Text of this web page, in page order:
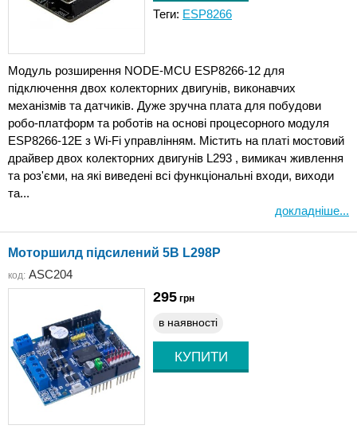
Теги: ESP8266
Модуль розширення NODE-MCU ESP8266-12 для
підключення двох колекторних двигунів, виконавчих
механізмів та датчиків. Дуже зручна плата для побудови
робо-платформ та роботів на основі процесорного модуля
ESP8266-12E з Wi-Fi управлінням. Містить на платі мостовий
драйвер двох колекторних двигунів L293 , вимикач живлення
та роз'єми, на які виведені всі функціональні входи, виходи
та...
докладніше...
Моторшилд підсилений 5В L298P
код: ASC204
295 грн
в наявності